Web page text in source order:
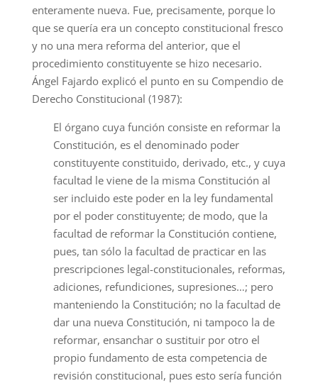
enteramente nueva. Fue, precisamente, porque lo
que se quería era un concepto constitucional fresco
y no una mera reforma del anterior, que el
procedimiento constituyente se hizo necesario.
Ángel Fajardo explicó el punto en su Compendio de
Derecho Constitucional (1987):
El órgano cuya función consiste en reformar la
Constitución, es el denominado poder
constituyente constituido, derivado, etc., y cuya
facultad le viene de la misma Constitución al
ser incluido este poder en la ley fundamental
por el poder constituyente; de modo, que la
facultad de reformar la Constitución contiene,
pues, tan sólo la facultad de practicar en las
prescripciones legal-constitucionales, reformas,
adiciones, refundiciones, supresiones…; pero
manteniendo la Constitución; no la facultad de
dar una nueva Constitución, ni tampoco la de
reformar, ensanchar o sustituir por otro el
propio fundamento de esta competencia de
revisión constitucional, pues esto sería función